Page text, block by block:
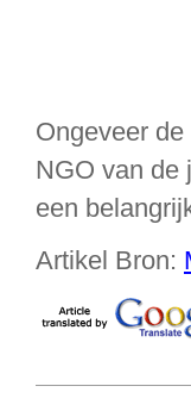
Ongeveer de
NGO van de
een
Artikel Bron: